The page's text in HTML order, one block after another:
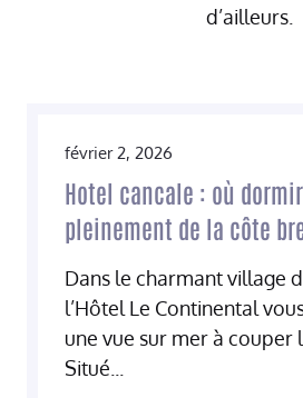
d’ailleurs.
février 2, 2026
Hotel cancale : où
pleinement de la côte
Dans le charmant village
l’Hôtel Le Continental
une vue sur mer à couper
Situé...